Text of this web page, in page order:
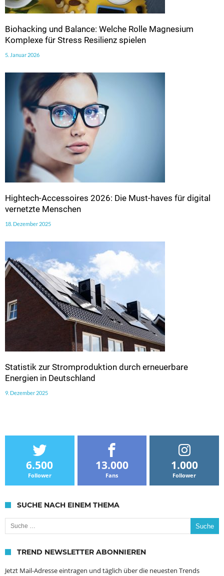
Biohacking und Balance: Welche Rolle Magnesium
Komplexe für Stress Resilienz spielen
5. Januar 2026
Hightech-Accessoires 2026: Die Must-haves für digital
vernetzte Menschen
18. Dezember 2025
Statistik zur Stromproduktion durch erneuerbare
Energien in Deutschland
9. Dezember 2025
6.500
Follower
13.000
Fans
1.000
Follower
SUCHE NACH EINEM THEMA
Suche nach:
TREND NEWSLETTER ABONNIEREN
Jetzt Mail-Adresse eintragen und täglich über die neuesten Trends